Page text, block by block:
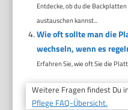
Entdecke, ob du die
austauschen kannst...
Wie oft sollte man die
wechseln, wenn es
Erfahren Sie, wie oft Sie die
Weitere Fragen findest Du
Pflege FAQ-Übersicht.